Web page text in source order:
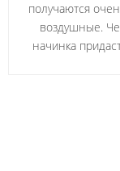
получаются
воздушные.
начинка